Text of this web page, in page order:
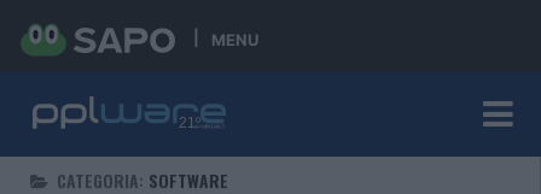
MENU
CATEGORIA: SOFTWARE